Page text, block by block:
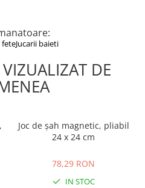
feteJucarii baieti
DE
Joc de șah magnetic, pliabil
24 x 24 cm
78,29 RON
IN STOC